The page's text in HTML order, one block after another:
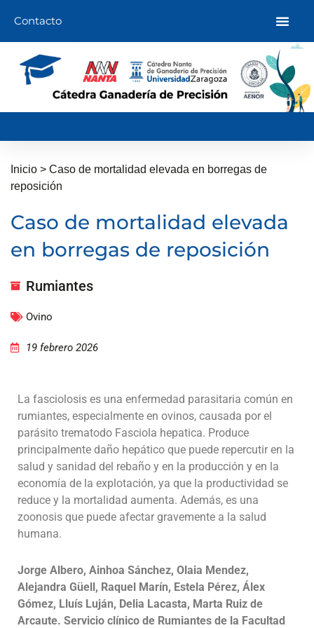
contenido
Contacto
Inicio> Caso de mortalidad elevada en borregas de
reposición
Caso de mortalidad elevada
en borregas de reposición
Rumiantes
Ovino
19 febrero 2026
La fasciolosis es una enfermedad parasitaria común en
rumiantes, especialmente en ovinos, causada por el
parásito trematodo Fasciola hepatica. Produce
principalmente daño hepático que puede repercutir en la
salud y sanidad del rebaño y en la producción y en la
economía de la explotación, ya que la productividad se
reduce y la mortalidad aumenta. Además, es una
zoonosis que puede afectar gravemente a la salud
humana.
Jorge Albero, Ainhoa Sánchez, Olaia Mendez,
Alejandra Güell, Raquel Marín, Estela Pérez, Álex
Gómez, Lluís Luján, Delia Lacasta, Marta Ruiz de
Arcaute. Servicio clínico de Rumiantes de la Facultad